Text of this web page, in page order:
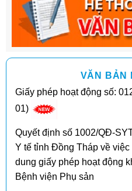
VĂN BẢN
Giấy phép hoạt động số:
01)
Quyết định số 1002/QĐ-
Y tế tỉnh Đồng Tháp về
dung giấy phép hoạt động
Bệnh viện Phụ sản